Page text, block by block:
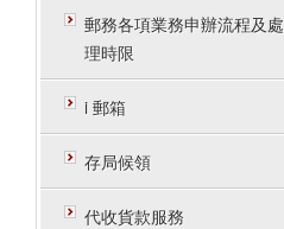
郵務各項業務申辦流程及處
理時限
i 郵箱
存局候領
代收貨款服務